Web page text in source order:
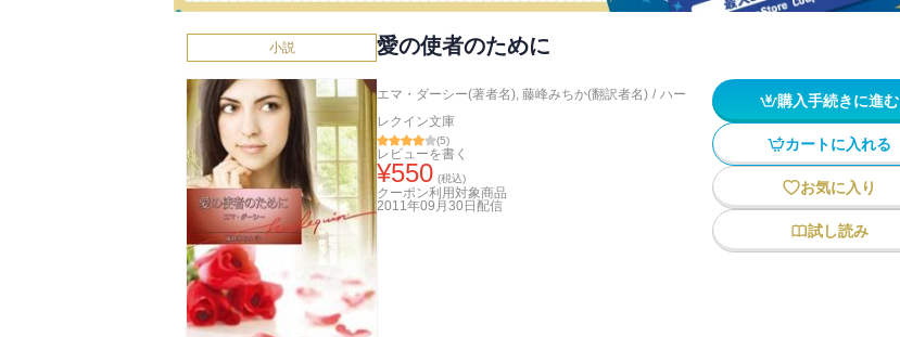
小説 愛の使者のために
エマ・ダーシー(著者名), 藤峰みちか(翻訳者名) / ハー
レクイン文庫
(5)
レビューを書く
¥550 (税込)
クーポン利用対象商品
2011年09月30日 配信
購入手続きに進む
カートに入れる
お気に入り
試し読み